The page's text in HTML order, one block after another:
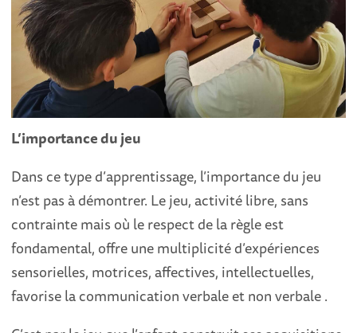
L’importance du jeu
Dans ce type d’apprentissage, l’importance du jeu
n’est pas à démontrer. Le jeu, activité libre, sans
contrainte mais où le respect de la règle est
fondamental, offre une multiplicité d’expériences
sensorielles, motrices, affectives, intellectuelles,
favorise la communication verbale et non verbale .